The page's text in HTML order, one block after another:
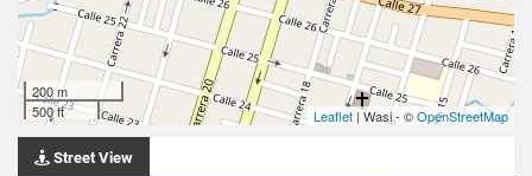
200 m
500 ft
Leaflet | Wasi - ©OpenStreetMap
Street View